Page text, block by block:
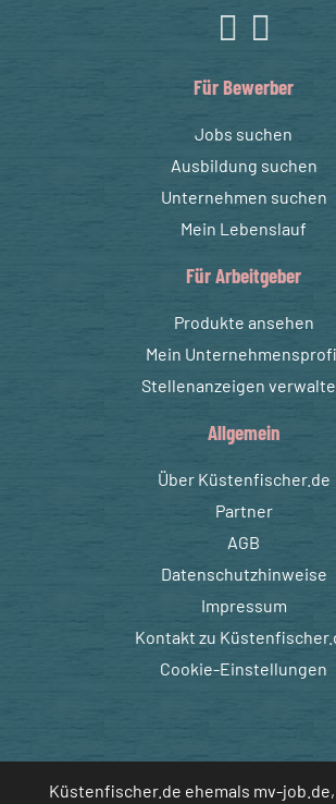
Für Bewerber
Jobs suchen
Ausbildung suchen
Unternehmen suchen
Mein Lebenslauf
Für Arbeitgeber
Produkte ansehen
Mein
Stellenanzeigen
Allgemein
Über Küstenfischer.de
Partner
AGB
Datenschutzhinweise
Impressum
Kontakt zu
Cookie-Einstellungen
Küstenfischer.de ehemals mv-